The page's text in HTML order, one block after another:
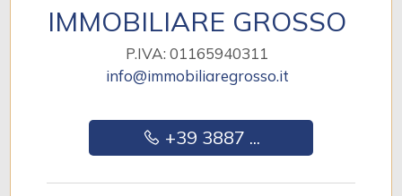
IMMOBILIARE GROSSO
P.IVA: 01165940311
info@immobiliaregrosso.it
+39 3887 ...